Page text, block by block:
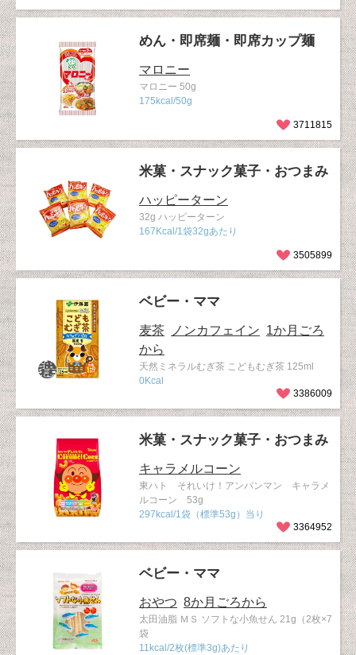
めん・即席麺・即席カップ麺
マロニー
マロニー 50g
175kcal/50g
3711815
米菓・スナック菓子・おつまみ
ハッピーターン
32g ハッピーターン
167Kcal/1袋32gあたり
3505899
ベビー・ママ
麦茶 ノンカフェイン 1か月ごろ
から
天然ミネラルむぎ茶 こどもむぎ茶 125ml
0Kcal
3386009
米菓・スナック菓子・おつまみ
キャラメルコーン
東ハト それいけ！アンパンマン キャラメ
ルコーン 53g
297kcal/1袋（標準53g）当り
3364952
ベビー・ママ
おやつ 8か月ごろから
太田油脂 ＭＳ ソフトな小魚せん 21g（2枚×7
袋
11kcal/2枚(標準3g)あたり